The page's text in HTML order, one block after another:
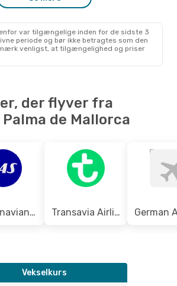
Norwegian Air Sweden
var tilgængelige inden for de sidste 3
periode og bør ikke betragtes som den
venligst, at tilgængelighed og priser
der flyver fra
de Mallorca
Scandinavian Airlines Transavia Airlines
Vekselkurs